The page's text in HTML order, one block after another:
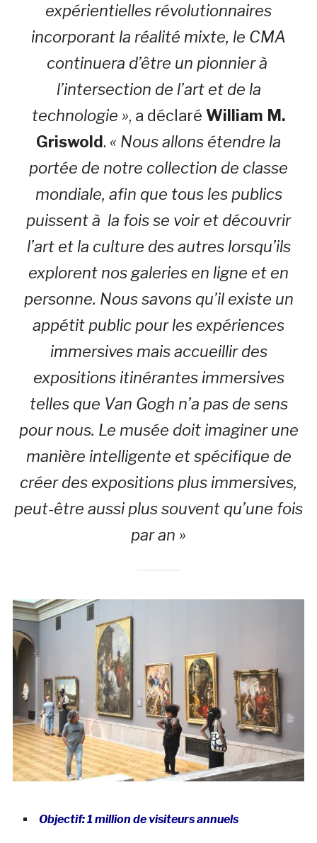
expérientielles révolutionnaires
incorporant la réalité mixte, le CMA
continuera d’être un pionnier à
l’intersection de l’art et de la
technologie », a déclaré William M.
Griswold. « Nous allons étendre la
portée de notre collection de classe
mondiale, afin que tous les publics
puissent à la fois se voir et découvrir
l’art et la culture des autres lorsqu’ils
explorent nos galeries en ligne et en
personne. Nous savons qu’il existe un
appétit public pour les expériences
immersives mais accueillir des
expositions itinérantes immersives
telles que Van Gogh n’a pas de sens
pour nous. Le musée doit imaginer une
manière intelligente et spécifique de
créer des expositions plus immersives,
peut-être aussi plus souvent qu’une fois
par an »
Objectif: 1 million de visiteurs annuels